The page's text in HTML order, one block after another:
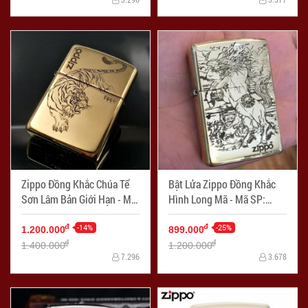
Zippo Đồng Khắc Chúa Tể
Sơn Lâm Bản Giới Hạn - Mã
SP: ZPC2273
1.200.000đ -14%
1.400.000đ
7.296
Bật Lửa Zippo Đồng Khắc
Hình Long Mã - Mã SP:
ZPC2272
899.000đ -25%
1.200.000đ
3.678